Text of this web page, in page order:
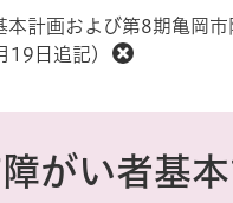
本計画および第8期亀岡
19日追記)
障がい者基